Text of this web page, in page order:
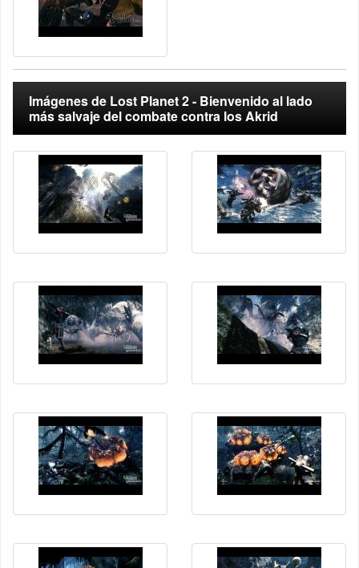
Imágenes de Lost Planet 2 - Bienvenido al lado
más salvaje del combate contra los Akrid